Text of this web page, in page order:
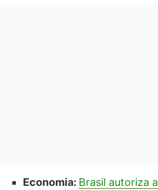
Economia: Brasil autoriza